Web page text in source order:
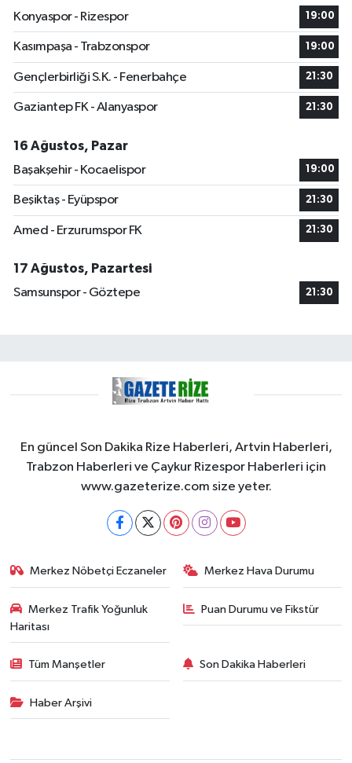
Konyaspor - Rizespor
19:00
Kasımpaşa - Trabzonspor 19:00
Gençlerbirliği S.K. - Fenerbahçe 21:30
Gaziantep FK - Alanyaspor 21:30
16 Ağustos, Pazar
Başakşehir - Kocaelispor
19:00
Beşiktaş - Eyüpspor 21:30
Amed - Erzurumspor FK 21:30
17 Ağustos, Pazartesi
Samsunspor - Göztepe
21:30
En güncel Son Dakika Rize Haberleri, Artvin Haberleri,
Trabzon Haberleri ve Çaykur Rizespor Haberleri için
www.gazeterize.com size yeter.
Merkez Nöbetçi Eczaneler Merkez Hava Durumu
Merkez Trafik Yoğunluk
Haritası
Puan Durumu ve Fikstür
Tüm Manşetler Son Dakika Haberleri
Haber Arşivi